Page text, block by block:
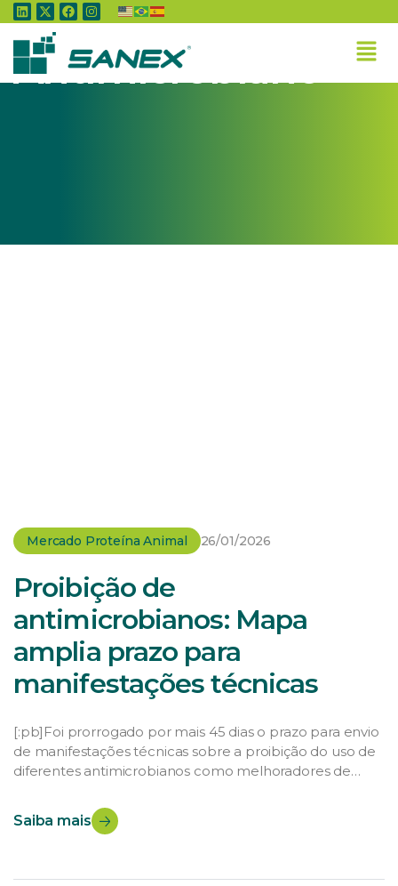
Tag:
Antimicrobiano
Mercado Proteína Animal 26/01/2026
Proibição de
antimicrobianos: Mapa
amplia prazo para
manifestações técnicas
[:pb]Foi prorrogado por mais 45 dias o prazo para envio
de manifestações técnicas sobre a proibição do uso de
diferentes antimicrobianos como melhoradores de
a Portaria nº 15, da SDA (Secretaria de Defesa
Agropecuária), publicada segunda-feira (4/2)
Saiba mais